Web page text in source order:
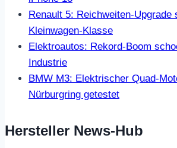
Renault 5: Reichweiten-Upgrade
Kleinwagen-Klasse
Elektroautos: Rekord-Boom
Industrie
BMW M3: Elektrischer Quad-
Nürburgring getestet
Hersteller News-Hub